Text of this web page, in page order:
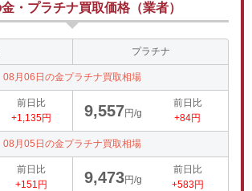
・プラチナ買取価格（業者）
プラチナ
08月06日の金プラチナ買取相場
前日比
+1,135円
9,557円/g
前日比
+84円
08月05日の金プラチナ買取相場
前日比
+151円
9,473円/g
前日比
+583円